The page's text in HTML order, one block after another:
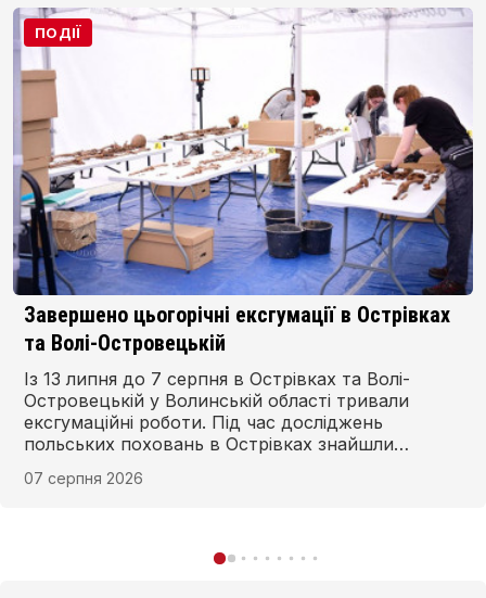
ПОДІЇ
У Дубні й Тараканівському форті триває
впорядкування поховань польських воїнів
Члени Дубенського товариства польської
культури проводять масштабні роботи із
прибирання території біля пам’ятників польським
воїнам на цвинтарі на вулиці Мирогощанській у
07 серпня 2026